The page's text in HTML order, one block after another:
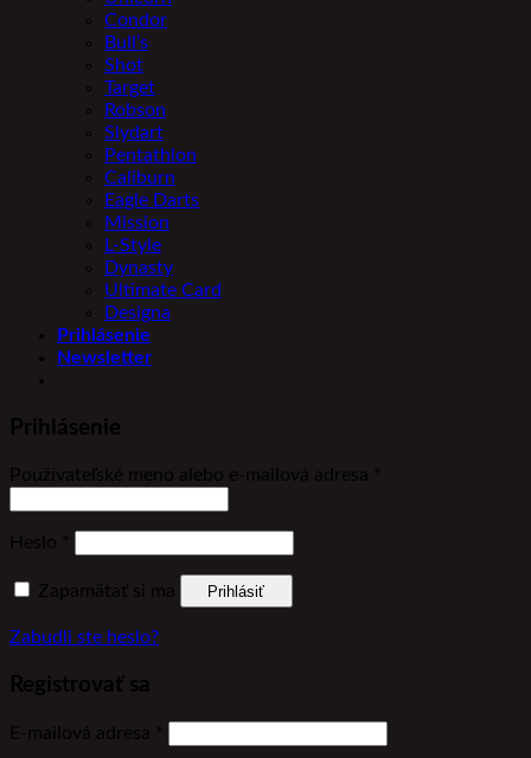
Condor
Bull’s
Shot
Target
Robson
Slydart
Pentathlon
Caliburn
Eagle Darts
Mission
L-Style
Dynasty
Ultimate Card
Designa
Prihlásenie
Newsletter
Prihlásenie
Používateľské meno alebo e-mailová adresa *
Heslo *
Zapamätať si ma Prihlásiť
Zabudli ste heslo?
Registrovať sa
E-mailová adresa *